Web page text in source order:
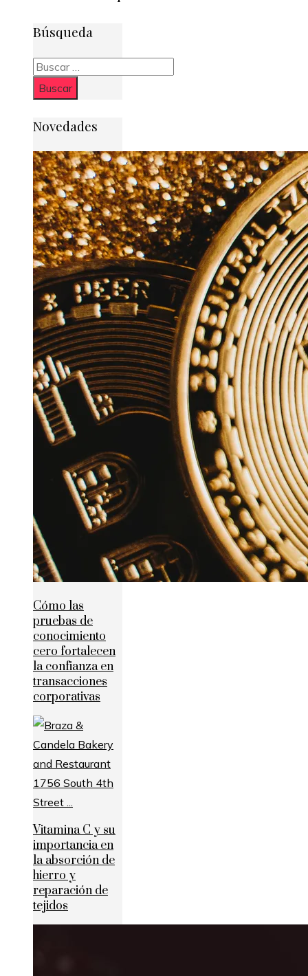
Búsqueda
Buscar:
Novedades
Cómo las
pruebas de
conocimiento
cero fortalecen
la confianza en
transacciones
corporativas
Vitamina C y su
importancia en
la absorción de
hierro y
reparación de
tejidos